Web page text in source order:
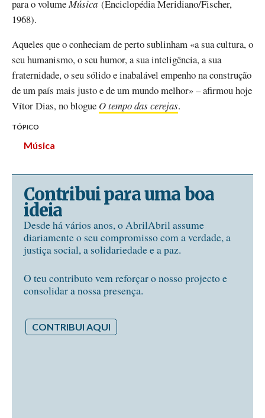
para o volumeMúsica (Enciclopédia Meridiano/Fischer,
1968).
Aqueles que o conheciam de perto sublinham «a sua cultura, o
seu humanismo, o seu humor, a sua inteligência, a sua
fraternidade, o seu sólido e inabalável empenho na construção
de um país mais justo e de um mundo melhor» – afirmou hoje
Vítor Dias, no blogue O tempo das cerejas.
TÓPICO
Música
Contribui para uma boa
ideia
Desde há vários anos, o AbrilAbril assume
diariamente o seu compromisso com a verdade, a
justiça social, a solidariedade e a paz.
O teu contributo vem reforçar o nosso projecto e
consolidar a nossa presença.
CONTRIBUI AQUI